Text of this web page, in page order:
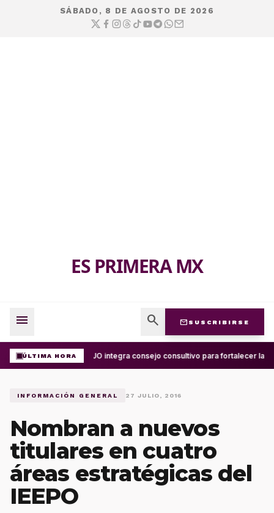
SÁBADO, 8 DE AGOSTO DE 2026
ES PRIMERA MX
menu search mail SUSCRIBIRSE
ÚLTIMA HORAUABJO integra consejo consultivo para fortalecer la
INFORMACIÓN GENERAL 27 JULIO, 2016
Nombran a nuevos
titulares en cuatro
áreas estratégicas del
IEEPO